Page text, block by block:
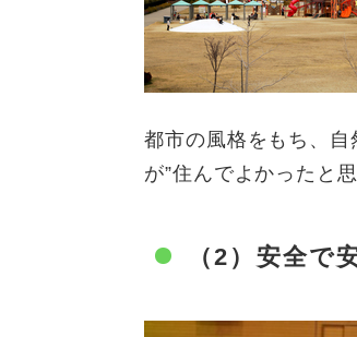
都市の風格をもち、
が”住んでよかったと
（2）安全で